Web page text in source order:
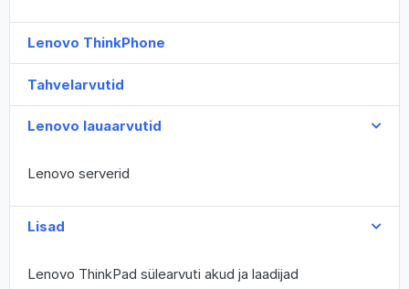
Lenovo ThinkPhone
Tahvelarvutid
Lenovo lauaarvutid
Lenovo serverid
Lisad
Lenovo ThinkPad sülearvuti akud ja laadijad